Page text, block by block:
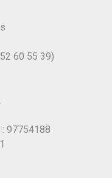
60 55 39)
97754188